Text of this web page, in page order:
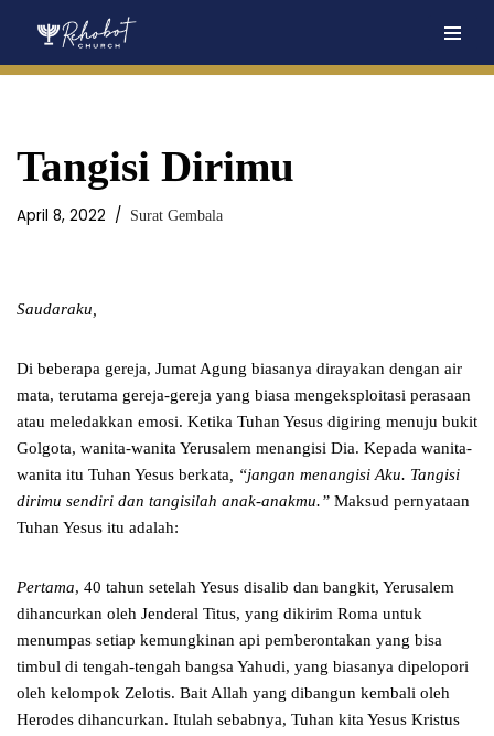
Tangisi Dirimu
April 8, 2022 Surat Gembala
Saudaraku,
Di beberapa gereja, Jumat Agung biasanya dirayakan dengan air
mata, terutama gereja-gereja yang biasa mengeksploitasi perasaan
atau meledakkan emosi. Ketika Tuhan Yesus digiring menuju bukit
Golgota, wanita-wanita Yerusalem menangisi Dia. Kepada wanita-
wanita itu Tuhan Yesus berkata, “jangan menangisi Aku. Tangisi
dirimu sendiri dan tangisilah anak-anakmu.” Maksud pernyataan
Tuhan Yesus itu adalah:
Pertama, 40 tahun setelah Yesus disalib dan bangkit, Yerusalem
dihancurkan oleh Jenderal Titus, yang dikirim Roma untuk
menumpas setiap kemungkinan api pemberontakan yang bisa
timbul di tengah-tengah bangsa Yahudi, yang biasanya dipelopori
oleh kelompok Zelotis. Bait Allah yang dibangun kembali oleh
Herodes dihancurkan. Itulah sebabnya, Tuhan kita Yesus Kristus